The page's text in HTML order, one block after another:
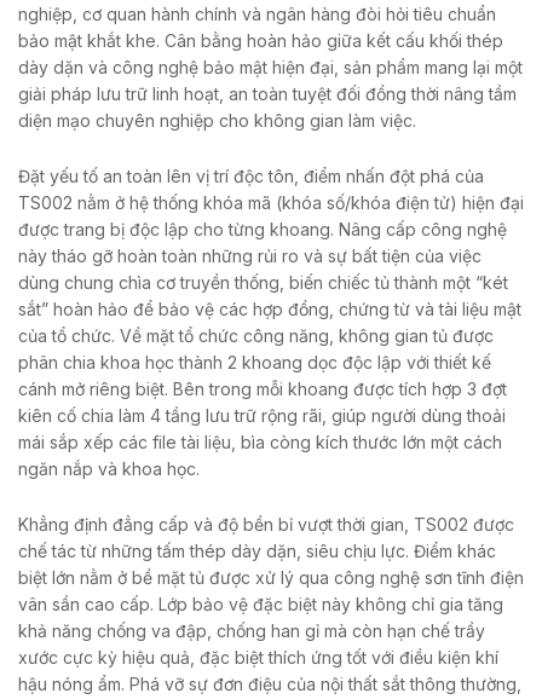
nghiệp, cơ quan hành chính và ngân hàng đòi hỏi tiêu chuẩn
bảo mật khắt khe. Cân bằng hoàn hảo giữa kết cấu khối thép
dày dặn và công nghệ bảo mật hiện đại, sản phẩm mang lại một
giải pháp lưu trữ linh hoạt, an toàn tuyệt đối đồng thời nâng tầm
diện mạo chuyên nghiệp cho không gian làm việc.
Đặt yếu tố an toàn lên vị trí độc tôn, điểm nhấn đột phá của
TS002 nằm ở hệ thống khóa mã (khóa số/khóa điện tử) hiện đại
được trang bị độc lập cho từng khoang. Nâng cấp công nghệ
này tháo gỡ hoàn toàn những rủi ro và sự bất tiện của việc
dùng chung chìa cơ truyền thống, biến chiếc tủ thành một “két
sắt” hoàn hảo để bảo vệ các hợp đồng, chứng từ và tài liệu mật
của tổ chức. Về mặt tổ chức công năng, không gian tủ được
phân chia khoa học thành 2 khoang dọc độc lập với thiết kế
cánh mở riêng biệt. Bên trong mỗi khoang được tích hợp 3 đợt
kiên cố chia làm 4 tầng lưu trữ rộng rãi, giúp người dùng thoải
mái sắp xếp các file tài liệu, bìa còng kích thước lớn một cách
ngăn nắp và khoa học.
Khẳng định đẳng cấp và độ bền bỉ vượt thời gian, TS002 được
chế tác từ những tấm thép dày dặn, siêu chịu lực. Điểm khác
biệt lớn nằm ở bề mặt tủ được xử lý qua công nghệ sơn tĩnh điện
vân sần cao cấp. Lớp bảo vệ đặc biệt này không chỉ gia tăng
khả năng chống va đập, chống han gỉ mà còn hạn chế trầy
xước cực kỳ hiệu quả, đặc biệt thích ứng tốt với điều kiện khí
hậu nóng ẩm. Phá vỡ sự đơn điệu của nội thất sắt thông thường,